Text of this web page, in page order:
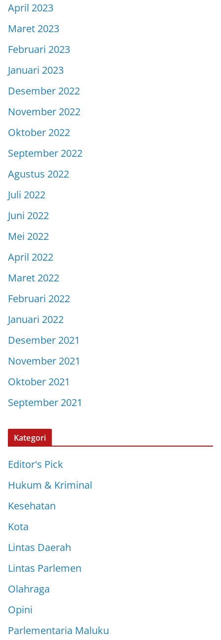
April 2023
Maret 2023
Februari 2023
Januari 2023
Desember 2022
November 2022
Oktober 2022
September 2022
Agustus 2022
Juli 2022
Juni 2022
Mei 2022
April 2022
Maret 2022
Februari 2022
Januari 2022
Desember 2021
November 2021
Oktober 2021
September 2021
Kategori
Editor's Pick
Hukum & Kriminal
Kesehatan
Kota
Lintas Daerah
Lintas Parlemen
Olahraga
Opini
Parlementaria Maluku